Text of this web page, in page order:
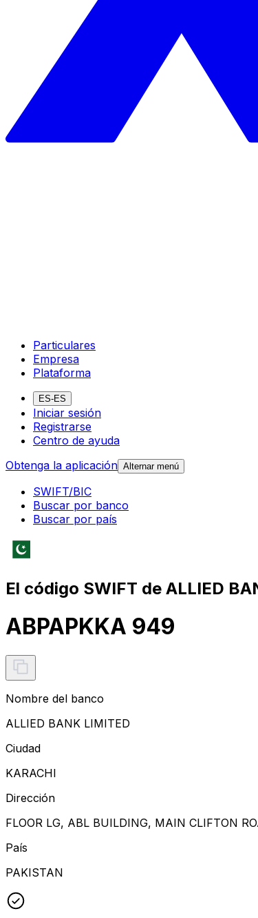
Particulares
Empresa
Plataforma
ES-ES
Iniciar sesión
Registrarse
Centro de ayuda
Obtenga la aplicación Alternar menú
SWIFT/BIC
Buscar por banco
Buscar por país
El código SWIFT de ALLIED
ABPAPKKA 949
Nombre del banco
ALLIED BANK LIMITED
Ciudad
KARACHI
Dirección
FLOOR LG, ABL BUILDING, MAIN CLIFTON
País
PAKISTAN